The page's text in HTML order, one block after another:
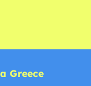
Greece